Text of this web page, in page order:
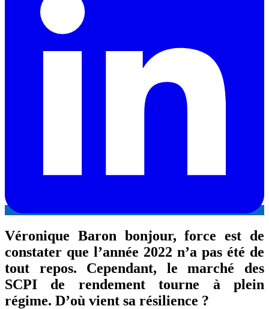
Véronique Baron bonjour, force est de
constater que l’année 2022 n’a pas été de
tout repos. Cependant, le marché des
SCPI de rendement tourne à plein
régime. D’où vient sa résilience ?